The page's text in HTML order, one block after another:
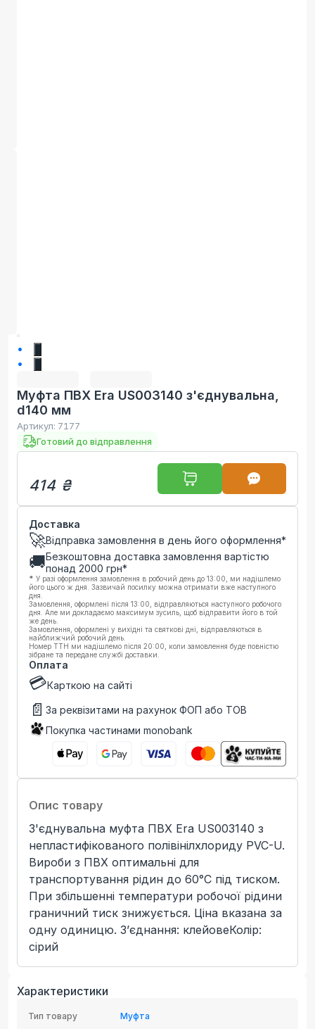
Муфта ПВХ Era US003140 з'єднувальна,
d140 мм
Артикул: 7177
Готовий до відправлення
414 ₴
Доставка
🚀Відправка замовлення в день його оформлення*
🚚Безкоштовна доставка замовлення вартістю
понад 2000 грн*
* У разі оформлення замовлення в робочий день до 13:00, ми надішлемо
його цього ж дня. Зазвичай посилку можна отримати вже наступного
дня.
Замовлення, оформлені після 13:00, відправляються наступного робочого
дня. Але ми докладаємо максимум зусиль, щоб відправити його в той
же день.
Замовлення, оформлені у вихідні та святкові дні, відправляються в
найближчий робочий день.
Номер ТТН ми надішлемо після 20:00, коли замовлення буде повністю
зібране та передане службі доставки.
Оплата
💳Карткою на сайті
📄 За реквізитами на рахунок ФОП або ТОВ
Покупка частинами monobank
Опис товару
З'єднувальна муфта ПВХ Era US003140 з
непластифікованого полівінілхлориду PVC-U.
Вироби з ПВХ оптимальні для
транспортування рідин до 60°C під тиском.
При збільшенні температури робочої рідини
граничний тиск знижується. Ціна вказана за
одну одиницю. З’єднання: клейовеКолір:
сірий
Характеристики
Тип товару Муфта